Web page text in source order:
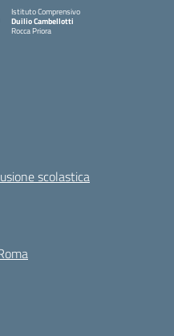
Istituto Comprensivo
Duilio Cambellotti
Rocca Priora
scolastica